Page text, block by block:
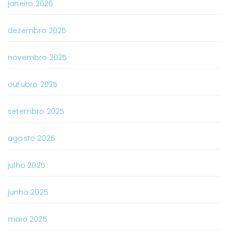
janeiro 2026
dezembro 2025
novembro 2025
outubro 2025
setembro 2025
agosto 2025
julho 2025
junho 2025
maio 2025